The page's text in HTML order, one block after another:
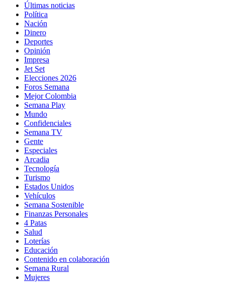
Últimas noticias
Política
Nación
Dinero
Deportes
Opinión
Impresa
Jet Set
Elecciones 2026
Foros Semana
Mejor Colombia
Semana Play
Mundo
Confidenciales
Semana TV
Gente
Especiales
Arcadia
Tecnología
Turismo
Estados Unidos
Vehículos
Semana Sostenible
Finanzas Personales
4 Patas
Salud
Loterías
Educación
Contenido en colaboración
Semana Rural
Mujeres